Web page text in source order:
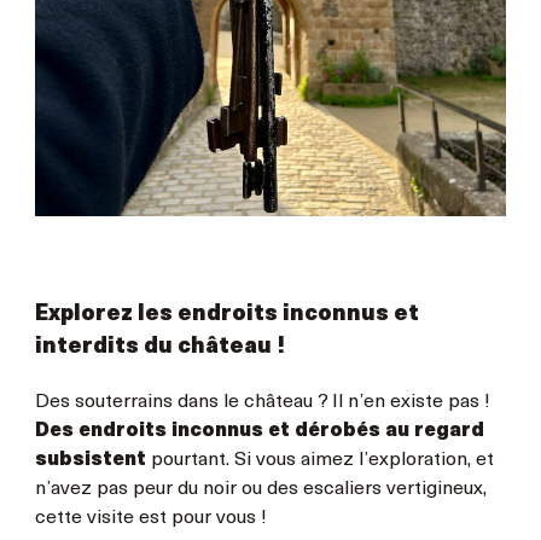
Explorez les endroits inconnus et
interdits du château !
Des souterrains dans le château ? Il n’en existe pas !
Des endroits inconnus et dérobés au regard
subsistent pourtant. Si vous aimez l’exploration, et
n’avez pas peur du noir ou des escaliers vertigineux,
cette visite est pour vous !